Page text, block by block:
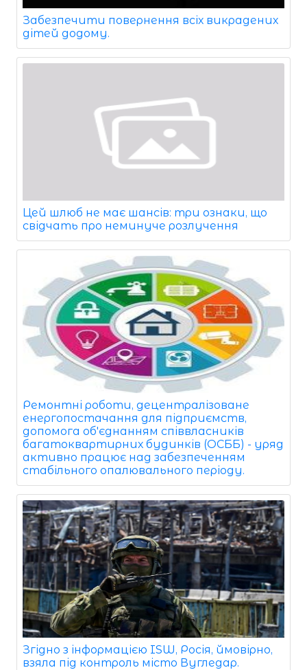
Забезпечити повернення всіх викрадених
дітей додому.
Цей шлюб не має шансів: три ознаки, що
свідчать про неминуче розлучення
Ремонтні роботи, децентралізоване
енергопостачання для підприємств,
допомога об'єднанням співвласників
багатоквартирних будинків (ОСББ) - уряд
активно працює над забезпеченням
стабільного опалювального періоду.
Згідно з інформацією ISW, Росія, ймовірно,
взяла під контроль місто Вугледар.